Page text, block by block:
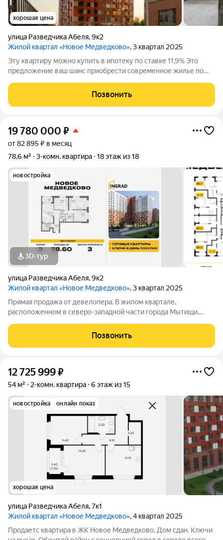
хорошая цена
улица Разведчика Абеля,9к2
Жилой квартал «Новое Медведково», 3 квартал 2025
Эту квартиру можно купить в ипотеку по ставке 11,9% Это
предложение ваш шанс приобрести современное жилье по
альтернативы и обременений, что гарантирует вам
максимально прозрачную и спокойную
Позвонить
19 780 000 ₽
от 82 895 ₽ в месяц
78,6 м²
3-комн. квартира 18 этаж из 18
новостройка
3D-тур
улица Разведчика Абеля,9к2
Жилой квартал «Новое Медведково», 3 квартал 2025
Прямая продажа от девелопера. В жилом квартале,
расположенном в северо-западной части города Мытищи,
отделки. Квартира расположена на 18 этаже 18-этажного дома,
корпус 41, в жилом квартале
Позвонить
12 725 999₽
54 м² 2-комн. квартира 6 этаж из 15
новостройка онлайн показ
хорошая цена
улица Разведчика Абеля,7к1
Жилой квартал «Новое Медведково», 4 квартал 2025
Продаетс квартира в ЖК Новое Медведково. Дом сдан. Ключи